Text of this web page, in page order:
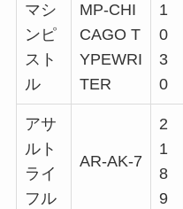
マシ
ンピ
スト
ル
MP-CHI
CAGO T
YPEWRI
TER
1
0
3
0
アサ
ルト
ライ
フル
AR-AK-7
2
1
8
9